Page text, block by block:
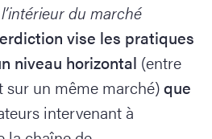
du marché
vise les pratiques
niveau horizontal (entre
un même marché)que
intervenant à